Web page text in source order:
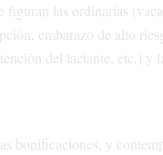
figuran las ordinarias
embarazo de alto
del lactante, etc.) y
bonificaciones, y